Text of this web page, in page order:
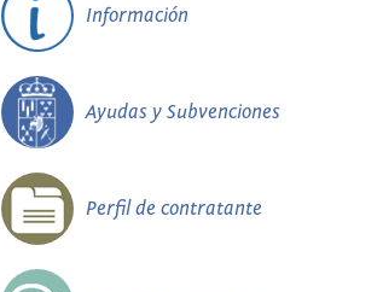
Información
Ayudas y Subvenciones
Perfil de contratante